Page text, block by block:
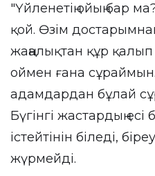
"Үйленетің ойың бар
қой. Өзім
жаңалықтан құр
оймен ғана сұраймын.
адамдардан бұлай
Бүгінгі жастардың
істейтінін біледі,
жүрмейді.